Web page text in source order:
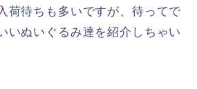
荷待ちも多いですが、待ってで
いぬいぐるみ達を紹介しちゃい